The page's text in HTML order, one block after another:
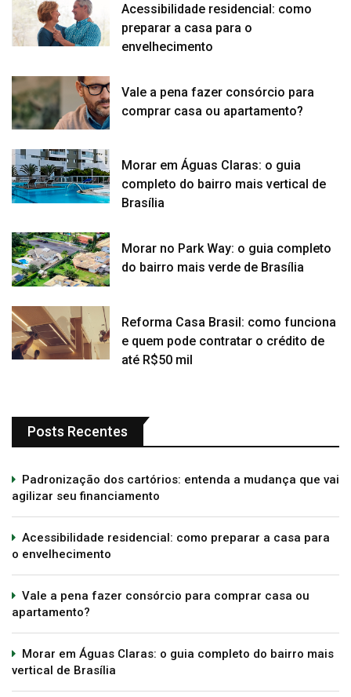
Acessibilidade residencial: como
preparar a casa para o
envelhecimento
Vale a pena fazer consórcio para
comprar casa ou apartamento?
Morar em Águas Claras: o guia
completo do bairro mais vertical de
Brasília
Morar no Park Way: o guia completo
do bairro mais verde de Brasília
Reforma Casa Brasil: como funciona
e quem pode contratar o crédito de
até R$50 mil
Posts Recentes
Padronização dos cartórios: entenda a mudança que vai
agilizar seu financiamento
Acessibilidade residencial: como preparar a casa para
o envelhecimento
Vale a pena fazer consórcio para comprar casa ou
apartamento?
Morar em Águas Claras: o guia completo do bairro mais
vertical de Brasília